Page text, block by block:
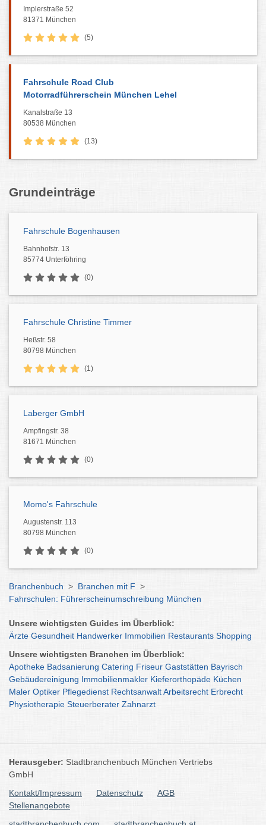
Implerstraße 52
81371 München
(5)
Fahrschule Road Club
Motorradführerschein München Lehel
Kanalstraße 13
80538 München
(13)
Grundeinträge
Fahrschule Bogenhausen
Bahnhofstr. 13
85774 Unterföhring
(0)
Fahrschule Christine Timmer
Heßstr. 58
80798 München
(1)
Laberger GmbH
Ampfingstr. 38
81671 München
(0)
Momo's Fahrschule
Augustenstr. 113
80798 München
(0)
Branchenbuch > Branchen mit F >
Fahrschulen: Führerscheinumschreibung München
Unsere wichtigsten Guides im Überblick:
Ärzte Gesundheit Handwerker Immobilien Restaurants Shopping
Unsere wichtigsten Branchen im Überblick:
Apotheke Badsanierung Catering Friseur Gaststätten Bayrisch
Gebäudereinigung Immobilienmakler Kieferorthopäde Küchen
Maler Optiker Pflegedienst RechtsanwaltArbeitsrecht Erbrecht
Physiotherapie Steuerberater Zahnarzt
Herausgeber: Stadtbranchenbuch München Vertriebs
GmbH
Kontakt/Impressum
Datenschutz
AGB
Stellenangebote